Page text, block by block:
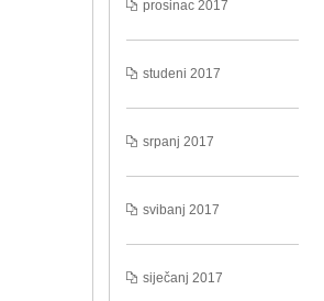
prosinac 2017
studeni 2017
srpanj 2017
svibanj 2017
siječanj 2017